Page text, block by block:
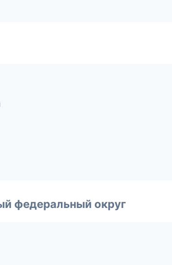
федеральный округ